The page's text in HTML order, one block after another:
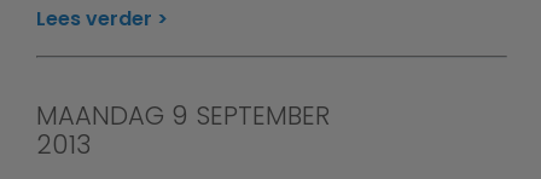
Lees verder
MAANDAG 9 SEPTEMBER
2013